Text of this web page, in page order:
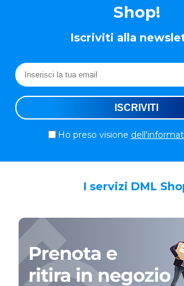
Shop!
Iscriviti alla
Ho preso visione
I servizi DML